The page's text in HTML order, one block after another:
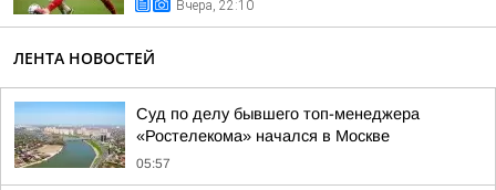
Вчера, 22:10
ЛЕНТА НОВОСТЕЙ
Суд по делу бывшего топ-менеджера
«Ростелекома» начался в Москве
05:57